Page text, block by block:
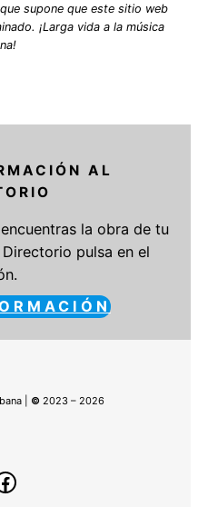
supone que este sitio web
¡Larga vida a la música
AL
la obra de tu
pulsa en el
| © 2023 – 2026